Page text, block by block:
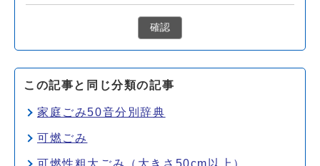
確認
この記事と同じ分類の記事
家庭ごみ50音分別辞典
可燃ごみ
可燃性粗大ごみ（大きさ50cm以上）